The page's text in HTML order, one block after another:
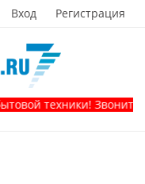
Вход Регистрация
Звоните, и